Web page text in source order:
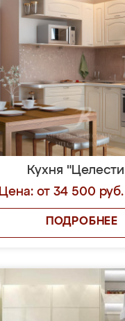
Кухня
Цена: от 34 500
ПОДРОБНЕЕ